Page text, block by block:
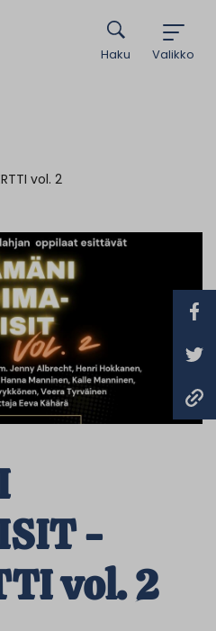
Valikko
Haku
vol. 2
-
vol. 2